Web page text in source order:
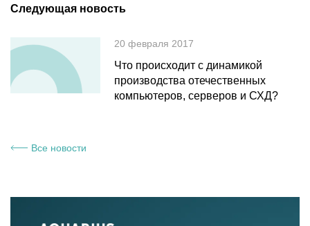
Следующая новость
20 февраля 2017
Что происходит с динамикой
производства отечественных
компьютеров, серверов и СХД?
Все новости